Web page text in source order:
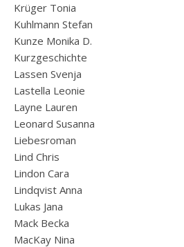
Krüger Tonia
Kuhlmann Stefan
Kunze Monika D.
Kurzgeschichte
Lassen Svenja
Lastella Leonie
Layne Lauren
Leonard Susanna
Liebesroman
Lind Chris
Lindon Cara
Lindqvist Anna
Lukas Jana
Mack Becka
MacKay Nina